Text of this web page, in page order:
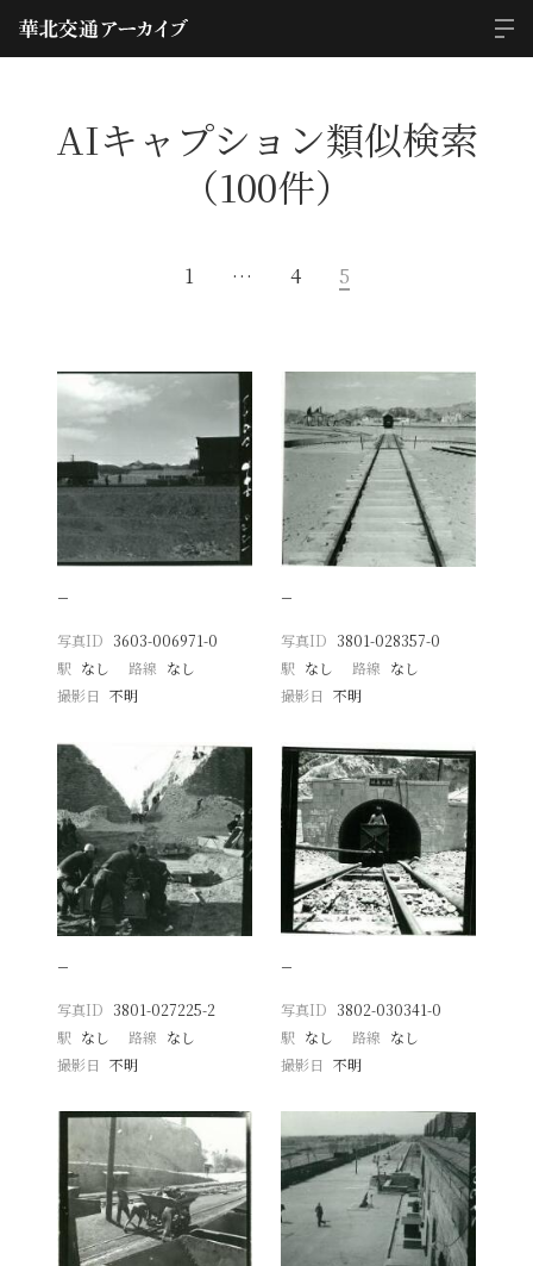
AIキャプション類似検索
（100件）
1 … 4 5
−
写真ID 3603-006971-0
駅 なし 路線 なし
撮影日
不明
−
写真ID 3801-028357-0
駅 なし 路線 なし
撮影日 不明
−
写真ID 3801-027225-2
駅 なし 路線 なし
撮影日
不明
−
写真ID 3802-030341-0
駅 なし 路線 なし
撮影日 不明